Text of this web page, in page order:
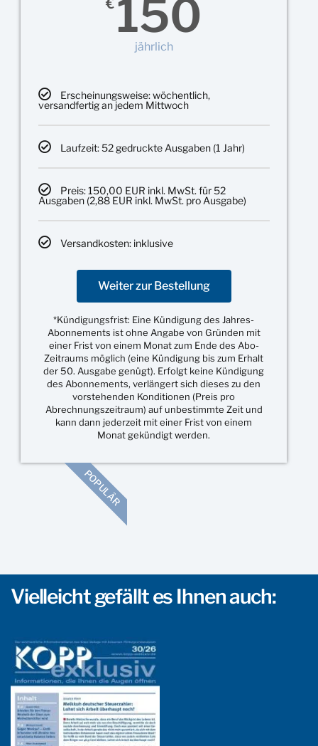
€ 150
jährlich
Erscheinungsweise: wöchentlich,
versandfertig an jedem Mittwoch
Laufzeit: 52 gedruckte Ausgaben (1 Jahr)
Preis: 150,00 EUR inkl. MwSt. für 52
Ausgaben (2,88 EUR inkl. MwSt. pro Ausgabe)
Versandkosten: inklusive
Weiter zur Bestellung
*Kündigungsfrist: Eine Kündigung des Jahres-
Abonnements ist ohne Angabe von Gründen mit
einer Frist von einem Monat zum Ende des Abo-
Zeitraums möglich (eine Kündigung bis zum Erhalt
der 50. Ausgabe genügt). Erfolgt keine Kündigung
des Abonnements, verlängert sich dieses zu den
vorstehenden Konditionen (Preis pro
Abrechnungszeitraum) auf unbestimmte Zeit und
kann dann jederzeit mit einer Frist von einem
Monat gekündigt werden.
POPULÄR
Vielleicht gefällt es Ihnen auch: